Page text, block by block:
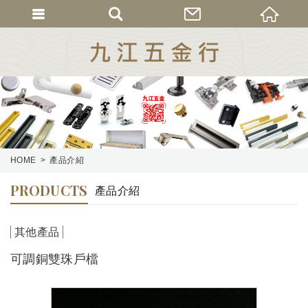
HOME 產品介紹
PRODUCTS 產品介紹
其他產品
可調銅雙珠戶檔